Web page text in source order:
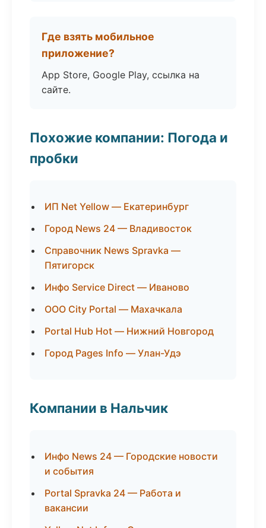
Где взять мобильное
приложение?
App Store, Google Play, ссылка на
сайте.
Похожие компании: Погода и
пробки
ИП Net Yellow — Екатеринбург
Город News 24 — Владивосток
Справочник News Spravka —
Пятигорск
Инфо Service Direct — Иваново
ООО City Portal — Махачкала
Portal Hub Hot — Нижний Новгород
Город Pages Info — Улан-Удэ
Компании в Нальчик
Инфо News 24 — Городские новости
и события
Portal Spravka 24 — Работа и
вакансии